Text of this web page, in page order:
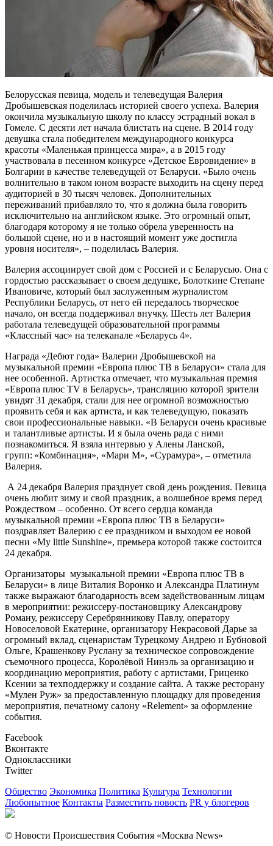
Белорусская певица, модель и телеведущая Валерия
Дробышевская поделилась историей своего успеха. Валерия
окончила музыкальную школу по классу эстрадный вокал в
Гомеле. С десяти лет начала блистать на сцене. В 2014 году
девушка стала победителем международного конкурса
красоты «Маленькая принцесса мира», а в 2015 году
участвовала в песенном конкурсе «Детское Евровидение» в
Болгарии в качестве телеведущей от Беларуси. «Было очень
волнительно в таком юном возрасте выходить на сцену перед
аудиторией в 30 тысяч человек. Дополнительных
переживаний прибавляло то, что я должна была говорить
исключительно на английском языке. Это огромный опыт,
благодаря которому я не только обрела уверенность на
большой сцене, но и в настоящий момент уже достигла
уровня носителя», – поделилась Валерия.
Валерия ассоциирует свой дом с Россией и с Беларусью. Она с
гордостью рассказывает о своем дедушке, Болоткине Степане
Ивановиче, который был заслуженным журналистом
Республики Беларусь, от него ей передалось творческое
начало, он всегда поддерживал внучку. Шесть лет Валерия
работала телеведущей образовательной программы
«Классный час» на телеканале «Беларусь 4».
Награда «Дебют года» Валерии Дробышевской на
музыкальной премии «Европа плюс ТВ в Беларуси» стала для
нее особенной. Артистка отмечает, что музыкальная премия
«Европа плюс ТV в Беларусь», трансляцию которой зрители
увидят 31 декабря, стали для нее огромной возможностью
проявить себя и как артиста, и как телеведущую, показать
свои профессиональные навыки. «В Беларуси очень красивые
и талантливые артисты. И я была очень рада с ними
познакомиться. Я взяла интервью у Алены Ланской,
групп: «Комбинация», «Мари М», «Сурамура», – отметила
Валерия.
А 24 декабря Валерия празднует свой день рождения. Певица
очень любит зиму и свой праздник, а волшебное время перед
Рождеством – особенно. От всего сердца команда
музыкальной премии «Европа плюс ТВ в Беларуси»
поздравляет Валерию с ее праздником и выходом ее новой
песни «My little Sunshine», премьера которой также состоится
24 декабря.
Организаторы музыкальной премии «Европа плюс ТВ в
Беларуси» в лице Виталия Воронко и Александра Платинум
также выражают благодарность всем задействованным лицам
в мероприятии: режиссеру-постановщику Александрову
Роману, режиссеру Серебрянникову Павлу, оператору
Новоселовой Екатерине, организатору Некрасовой Дарье за
огромный вклад, сценаристам Турецкому Андрею и Бубновой
Ольге, Крашенкову Руслану за техническое сопровождение
съемочного процесса, Королёвой Нинэль за организацию и
координацию мероприятия, работу с артистами, Гриценко
Ксении за техподдержку и создание сайта. А также ресторану
«Мулен Руж» за предоставленную площадку для проведения
мероприятия, печатному салону «Relement» за оформление
события.
Facebook
Вконтакте
Одноклассники
Twitter
Общество Экономика Политика Культура Технологии
Любопытное Контакты Разместить новость PR у блогеров
© Новости Происшествия События «Москва News»